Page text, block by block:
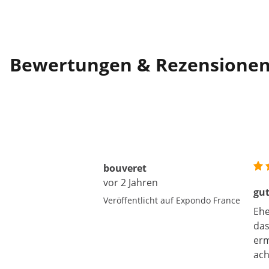
Bewertungen &
bouveret
vor 2 Jahren
Veröffentlicht auf Expondo France